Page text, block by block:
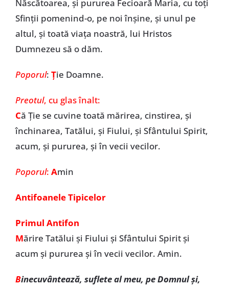
Născătoarea, și pururea Fecioară Maria, cu toți
Sfinții pomenind-o, pe noi înșine, și unul pe
altul, și toată viața noastră, lui Hristos
Dumnezeu să o dăm.
Poporul: Ție Doamne.
Preotul, cu glas înalt:
Că Ție se cuvine toată mărirea, cinstirea, și
închinarea, Tatălui, și Fiului, și Sfântului Spirit,
acum, și pururea, și în vecii vecilor.
Poporul: Amin
Antifoanele Tipicelor
Primul Antifon
Mărire Tatălui şi Fiului şi Sfântului Spirit și
acum și pururea și în vecii vecilor. Amin.
Binecuvântează, suflete al meu, pe Domnul şi,